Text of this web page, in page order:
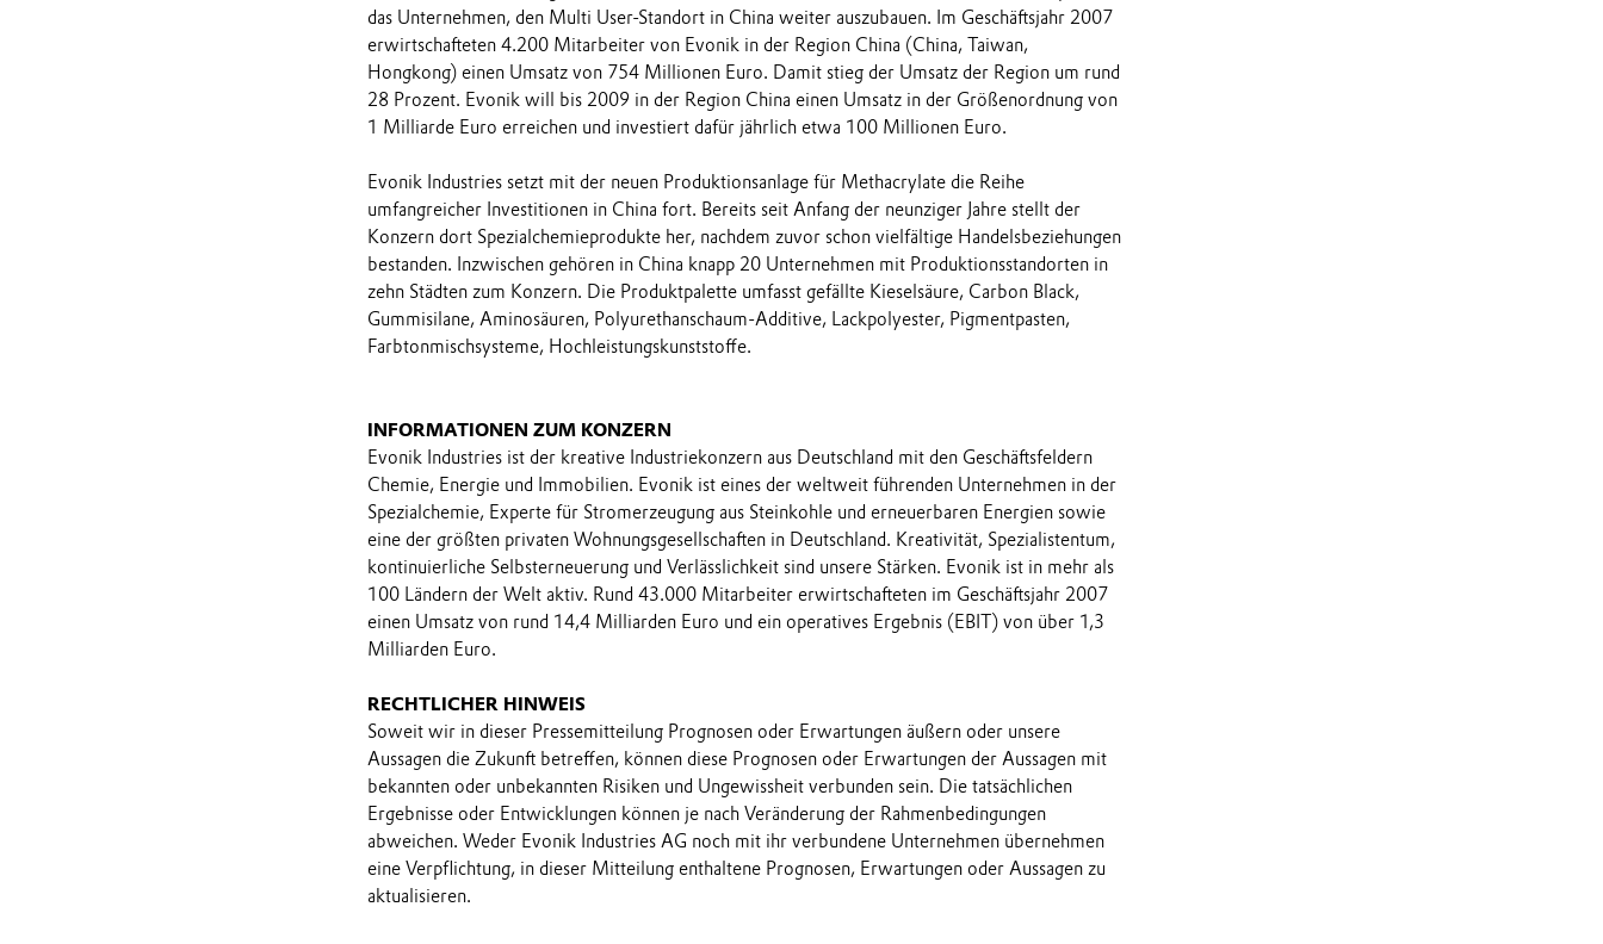
das Unternehmen, den Multi User-Standort in China weiter auszubauen. Im Geschäftsjahr 2007
erwirtschafteten 4.200 Mitarbeiter von Evonik in der Region China (China, Taiwan,
Hongkong) einen Umsatz von 754 Millionen Euro. Damit stieg der Umsatz der Region um rund
28 Prozent. Evonik will bis 2009 in der Region China einen Umsatz in der Größenordnung von
1 Milliarde Euro erreichen und investiert dafür jährlich etwa 100 Millionen Euro.
Evonik Industries setzt mit der neuen Produktionsanlage für Methacrylate die Reihe
umfangreicher Investitionen in China fort. Bereits seit Anfang der neunziger Jahre stellt der
Konzern dort Spezialchemieprodukte her, nachdem zuvor schon vielfältige Handelsbeziehungen
bestanden. Inzwischen gehören in China knapp 20 Unternehmen mit Produktionsstandorten in
zehn Städten zum Konzern. Die Produktpalette umfasst gefällte Kieselsäure, Carbon Black,
Gummisilane, Aminosäuren, Polyurethanschaum-Additive, Lackpolyester, Pigmentpasten,
Farbtonmischsysteme, Hochleistungskunststoffe.
INFORMATIONEN ZUM KONZERN
Evonik Industries ist der kreative Industriekonzern aus Deutschland mit den Geschäftsfeldern
Chemie, Energie und Immobilien. Evonik ist eines der weltweit führenden Unternehmen in der
Spezialchemie, Experte für Stromerzeugung aus Steinkohle und erneuerbaren Energien sowie
eine der größten privaten Wohnungsgesellschaften in Deutschland. Kreativität, Spezialistentum,
kontinuierliche Selbsterneuerung und Verlässlichkeit sind unsere Stärken. Evonik ist in mehr als
100 Ländern der Welt aktiv. Rund 43.000 Mitarbeiter erwirtschafteten im Geschäftsjahr 2007
einen Umsatz von rund 14,4 Milliarden Euro und ein operatives Ergebnis (EBIT) von über 1,3
Milliarden Euro.
RECHTLICHER HINWEIS
Soweit wir in dieser Pressemitteilung Prognosen oder Erwartungen äußern oder unsere
Aussagen die Zukunft betreffen, können diese Prognosen oder Erwartungen der Aussagen mit
bekannten oder unbekannten Risiken und Ungewissheit verbunden sein. Die tatsächlichen
Ergebnisse oder Entwicklungen können je nach Veränderung der Rahmenbedingungen
abweichen. Weder Evonik Industries AG noch mit ihr verbundene Unternehmen übernehmen
eine Verpflichtung, in dieser Mitteilung enthaltene Prognosen, Erwartungen oder Aussagen zu
aktualisieren.